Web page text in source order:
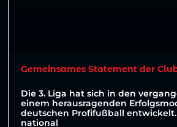
Gemeinsames Statement der
Die 3. Liga hat sich in den
einem herausragenden
deutschen Profifußball
national